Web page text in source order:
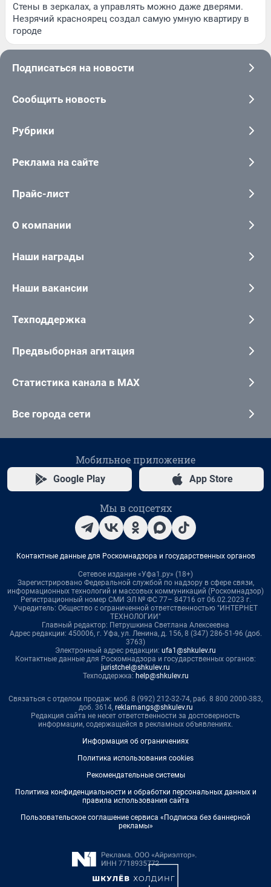
Стены в зеркалах, а управлять можно даже дверями.
Незрячий красноярец создал самую умную квартиру в
городе
Подписаться на новости
Сообщить новость
Рубрики
Реклама на сайте
Прайс-лист
О компании
Наши награды
Наши вакансии
Техподдержка
Предвыборная агитация
Статистика канала в MAX
Все города сети
Мобильное приложение
Google Play App Store
Мы в соцсетях
Контактные данные для Роскомнадзора и государственных органов
Сетевое издание «Уфа1.ру» (18+)
Зарегистрировано Федеральной службой по надзору в сфере связи,
информационных технологий и массовых коммуникаций (Роскомнадзор)
Регистрационный номер СМИ ЭЛ № ФС 77– 84716 от 06.02.2023 г.
Учредитель: Общество с ограниченной ответственностью "ИНТЕРНЕТ
ТЕХНОЛОГИИ"
Главный редактор: Петрушкина Светлана Алексеевна
Адрес редакции: 450006, г. Уфа, ул. Ленина, д. 156, 8 (347) 286-51-96 (доб.
3763)
Электронный адрес редакции: ufa1@shkulev.ru
Контактные данные для Роскомнадзора и государственных органов:
juristchel@shkulev.ru
Техподдержка: help@shkulev.ru
Связаться с отделом продаж: моб. 8 (992) 212-32-74, раб. 8 800 2000-383,
доб. 3614, reklamangs@shkulev.ru
Редакция сайта не несет ответственности за достоверность
информации, содержащейся в рекламных объявлениях.
Информация об ограничениях
Политика использования cookies
Рекомендательные системы
Политика конфиденциальности и обработки персональных данных и
правила использования сайта
Пользовательское соглашение сервиса «Подписка без баннерной
рекламы»